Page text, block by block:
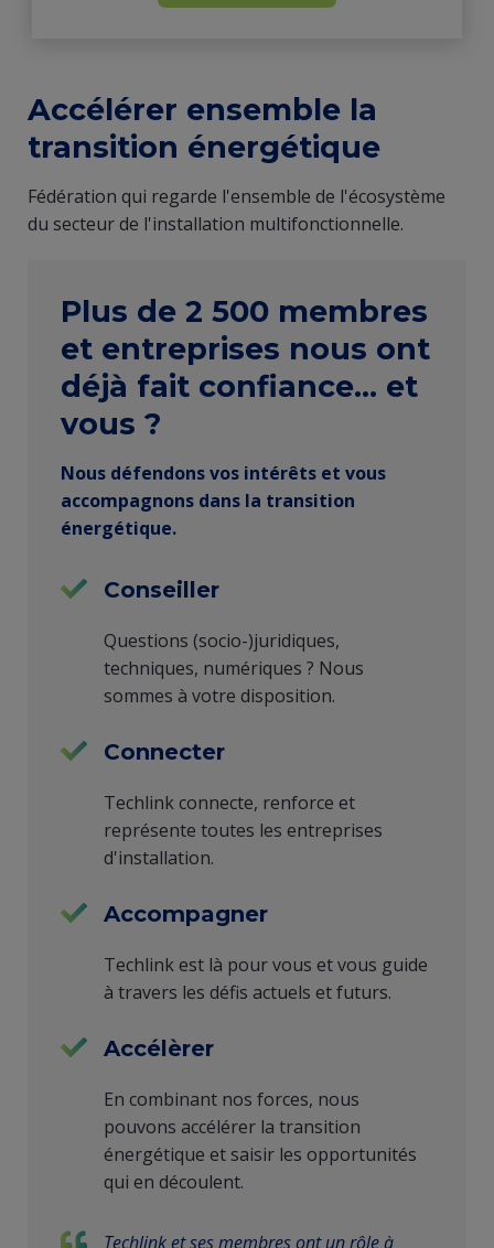
Frontpage
testimonial
intro
Accélérer ensemble la
transition énergétique
Fédération qui regarde l'ensemble de l'écosystème
du secteur de l'installation multifonctionnelle.
Frontpage
USP
and
testimonial
Plus de 2 500 membres
et entreprises nous ont
déjà fait confiance... et
vous ?
Nous défendons vos intérêts et vous
accompagnons dans la transition
énergétique.
Conseiller
Questions (socio-)juridiques,
techniques, numériques ? Nous
sommes à votre disposition.
Connecter
Techlink connecte, renforce et
représente toutes les entreprises
d'installation.
Accompagner
Techlink est là pour vous et vous guide
à travers les défis actuels et futurs.
Accélèrer
En combinant nos forces, nous
pouvons accélérer la transition
énergétique et saisir les opportunités
qui en découlent.
Techlink et ses membres ont un rôle à